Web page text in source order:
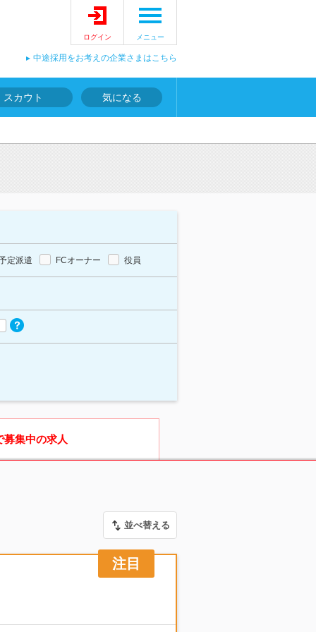
ログイン メニュー
中途採用をお考えの企業さまはこちら
スカウト 気になる
定派遣 FCオーナー 役員
募集中の求人
並べ替える